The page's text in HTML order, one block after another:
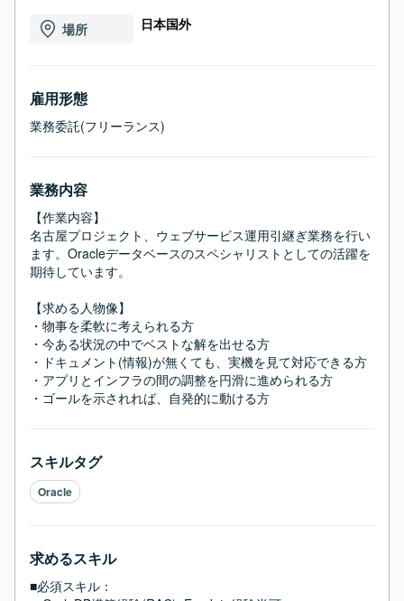
場所 日本国外
雇用形態
業務委託(フリーランス)
業務内容
【作業内容】
名古屋プロジェクト、ウェブサービス運用引継ぎ業務を行い
ます。Oracleデータベースのスペシャリストとしての活躍を
期待しています。
【求める人物像】
・物事を柔軟に考えられる方
・今ある状況の中でベストな解を出せる方
・ドキュメント(情報)が無くても、実機を見て対応できる方
・アプリとインフラの間の調整を円滑に進められる方
・ゴールを示されれば、自発的に動ける方
スキルタグ
Oracle
求めるスキル
■必須スキル：